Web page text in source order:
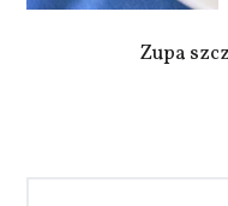
Zupa